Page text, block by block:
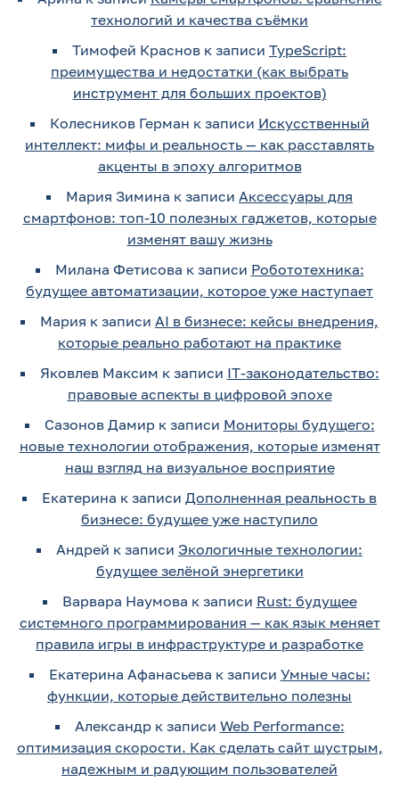
технологий и качества съёмки
Тимофей Краснов к записи TypeScript:
преимущества и недостатки (как выбрать
инструмент для больших проектов)
Колесников Герман к записи Искусственный
интеллект: мифы и реальность — как расставлять
акценты в эпоху алгоритмов
Мария Зимина к записи Аксессуары для
смартфонов: топ-10 полезных гаджетов, которые
изменят вашу жизнь
Милана Фетисова к записи Робототехника:
будущее автоматизации, которое уже наступает
Мария к записи AI в бизнесе: кейсы внедрения,
которые реально работают на практике
Яковлев Максим к записи IT-законодательство:
правовые аспекты в цифровой эпохе
Сазонов Дамир к записи Мониторы будущего:
новые технологии отображения, которые изменят
наш взгляд на визуальное восприятие
Екатерина к записи Дополненная реальность в
бизнесе: будущее уже наступило
Андрей к записи Экологичные технологии:
будущее зелёной энергетики
Варвара Наумова к записи Rust: будущее
системного программирования — как язык меняет
правила игры в инфраструктуре и разработке
Екатерина Афанасьева к записи Умные часы:
функции, которые действительно полезны
Александр к записи Web Performance:
оптимизация скорости. Как сделать сайт шустрым,
надежным и радующим пользователей